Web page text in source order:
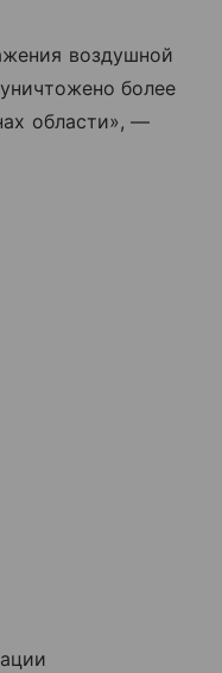
воздушной
более
области», —